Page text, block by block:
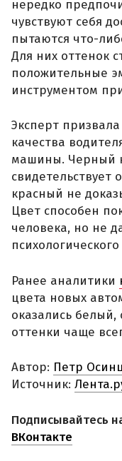
нередко
чувствуют себя
пытаются что-
Для них оттенок
положительные
инструментом
Эксперт
качества
машины. Черный
свидетельствует
красный не
Цвет способен
человека, но не
Ранее аналитики
цвета новых
оказались
оттенки чаще
Автор: Петр
Источник:
Подписывайтесь
ВКонтакте